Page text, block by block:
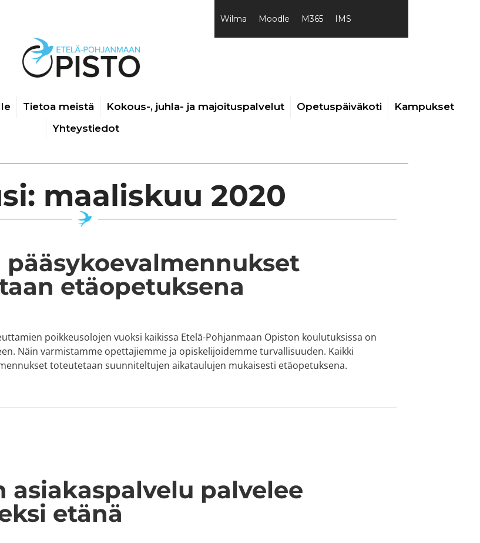
Wilma Moodle M365 IMS
Tietoa meistä Kokous-, juhla- ja majoituspalvelut Opetuspäiväkoti
Kampukset
Yhteystiedot
maaliskuu 2020
pääsykoevalmennukset
etäopetuksena
poikkeusolojen vuoksi kaikissa Etelä-Pohjanmaan Opiston koulutuksissa on
Näin varmistamme opettajiemme ja opiskelijoidemme turvallisuuden. Kaikki
toteutetaan suunniteltujen aikataulujen mukaisesti etäopetuksena.
asiakaspalvelu palvelee
etänä